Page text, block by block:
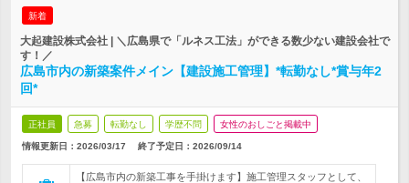
新着
大起建設株式会社 | ＼広島県で「ルネス工法」ができる数少ない建設会社で
す！／
広島市内の新築案件メイン【建設施工管理】*転勤なし*賞与年2
回*
正社員 急募 転勤なし 学歴不問 女性のおしごと掲載中
情報更新日：2026/03/17 終了予定日： 2026/09/14
【広島市内の新築工事を手掛けます】施工管理スタッフとして、